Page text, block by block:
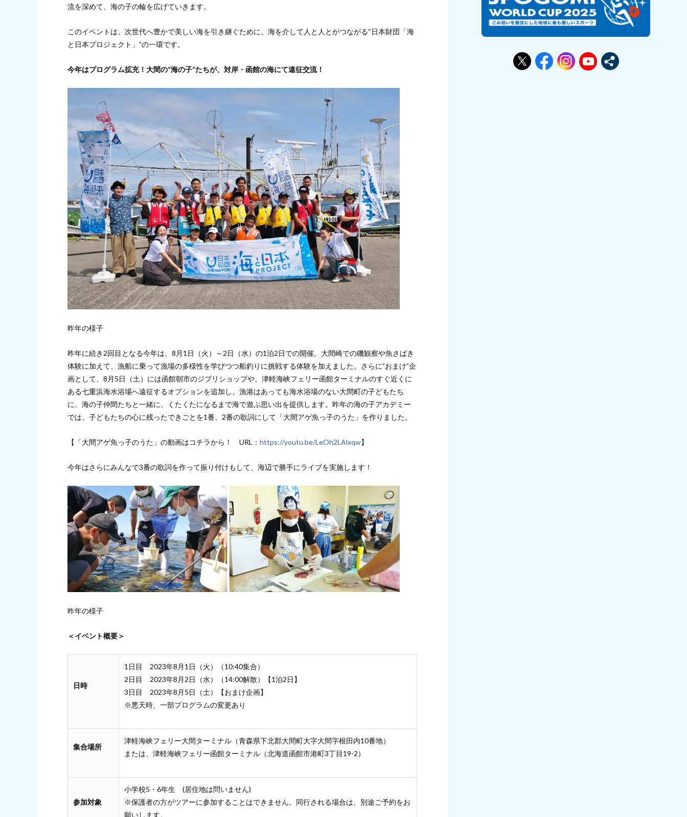
流を深めて、海の子の輪を広げていきます。
このイベントは、次世代へ豊かで美しい海を引き継ぐために、海を介して人と人とがつながる“日本財団「海
と日本プロジェクト」”の一環です。
今年はプログラム拡充！大間の”海の子”たちが、対岸・函館の海にて遠征交流！
昨年の様子
昨年に続き2回目となる今年は、8月1日（火）～2日（水）の1泊2日での開催。大間崎での磯観察や魚さばき
体験に加えて、漁船に乗って漁場の多様性を学びつつ船釣りに挑戦する体験を加えました。さらに”おまけ”企
画として、8月5日（土）には函館朝市のジブリショップや、津軽海峡フェリー函館ターミナルのすぐ近くに
ある七重浜海水浴場へ遠征するオプションを追加し、漁港はあっても海水浴場のない大間町の子どもたち
に、海の子仲間たちと一緒に、くたくたになるまで海で遊ぶ思い出を提供します。昨年の海の子アカデミー
では、子どもたちの心に残ったできごとを1番、2番の歌詞にして「大間アゲ魚っ子のうた」を作りました。
【「大間アゲ魚っ子のうた」の動画はコチラから！ URL： https://youtu.be/LeOh2LAlxqw】
今年はさらにみんなで3番の歌詞を作って振り付けもして、海辺で勝手にライブを実施します！
昨年の様子
＜イベント概要＞
日時
1日目 2023年8月1日（火）（10:40集合）
2日目 2023年8月2日（水）（14:00解散）【1泊2日】
3日目 2023年8月5日（土）【おまけ企画】
※悪天時、一部プログラムの変更あり
集合場所
津軽海峡フェリー大間ターミナル（青森県下北郡大間町大字大間字根田内10番地）
または、津軽海峡フェリー函館ターミナル（北海道函館市港町3丁目19-2）
参加対象
小学校5・6年生 (居住地は問いません)
※保護者の方がツアーに参加することはできません。同行される場合は、別途ご予約をお
願いします。